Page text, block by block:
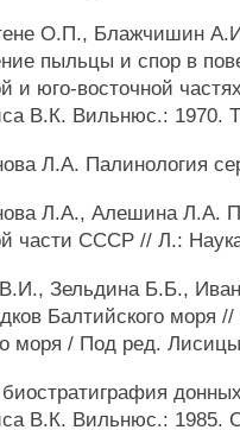
О.П., Блажчишин
пыльцы и спор в
и юго-восточной
В.К. Вильнюс.: 1970.
Л.А. Палинология
Л.А., Алешина Л.А.
части СССР // Л.:
Зельдина Б.Б.,
Балтийского моря
моря / Под ред.
В.К. Вильнюс.: 1985.